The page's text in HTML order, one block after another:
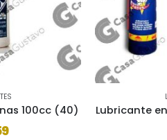
100cc (40) Lubricante